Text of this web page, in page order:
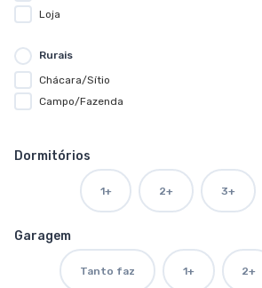
Loja
Rurais
Chácara/Sítio
Campo/Fazenda
Dormitórios
1+ 2+ 3+
Garagem
Tanto faz 1+ 2+